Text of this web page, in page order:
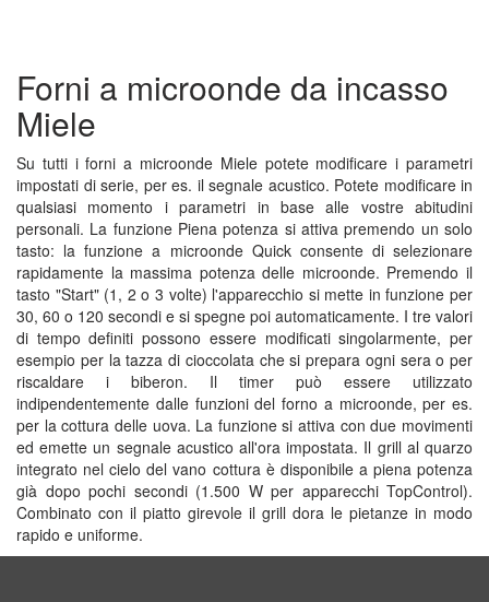
Forni a microonde da incasso
Miele
Su tutti i forni a microonde Miele potete modificare i parametri
impostati di serie, per es. il segnale acustico. Potete modificare in
qualsiasi momento i parametri in base alle vostre abitudini
personali. La funzione Piena potenza si attiva premendo un solo
tasto: la funzione a microonde Quick consente di selezionare
rapidamente la massima potenza delle microonde. Premendo il
tasto "Start" (1, 2 o 3 volte) l'apparecchio si mette in funzione per
30, 60 o 120 secondi e si spegne poi automaticamente. I tre valori
di tempo definiti possono essere modificati singolarmente, per
esempio per la tazza di cioccolata che si prepara ogni sera o per
riscaldare i biberon. Il timer può essere utilizzato
indipendentemente dalle funzioni del forno a microonde, per es.
per la cottura delle uova. La funzione si attiva con due movimenti
ed emette un segnale acustico all'ora impostata. Il grill al quarzo
integrato nel cielo del vano cottura è disponibile a piena potenza
già dopo pochi secondi (1.500 W per apparecchi TopControl).
Combinato con il piatto girevole il grill dora le pietanze in modo
rapido e uniforme.